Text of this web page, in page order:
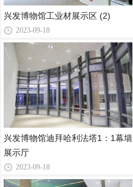
兴发博物馆工业材展示区 (2)
2023-09-18
兴发博物馆迪拜哈利法塔1：1幕墙
展示厅
2023-09-18